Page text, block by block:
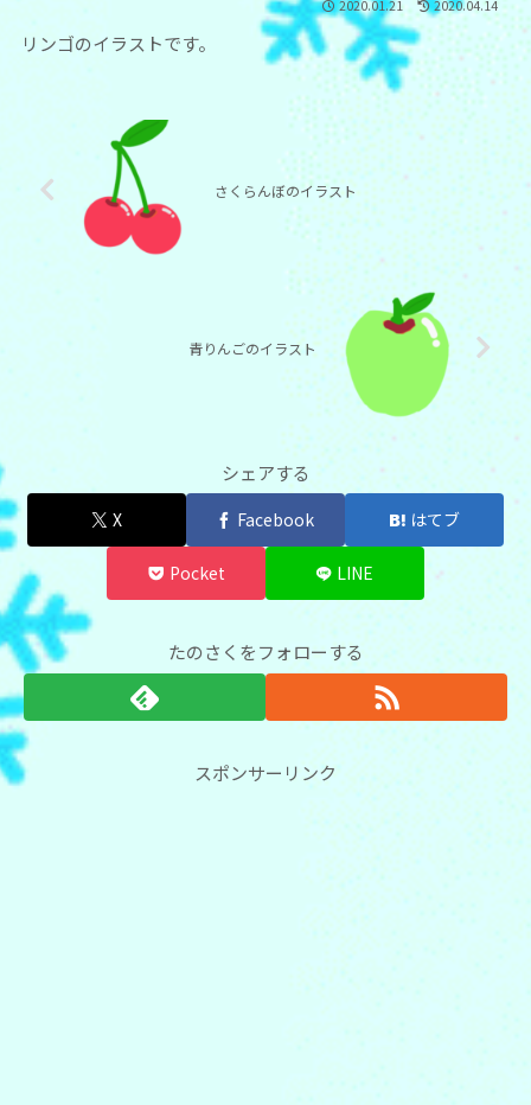
2020.01.21 2020.04.14
リンゴのイラストです。
さくらんぼのイラスト
青りんごのイラスト
シェアする
X Facebook はてブ
Pocket LINE
たのさくをフォローする
スポンサーリンク